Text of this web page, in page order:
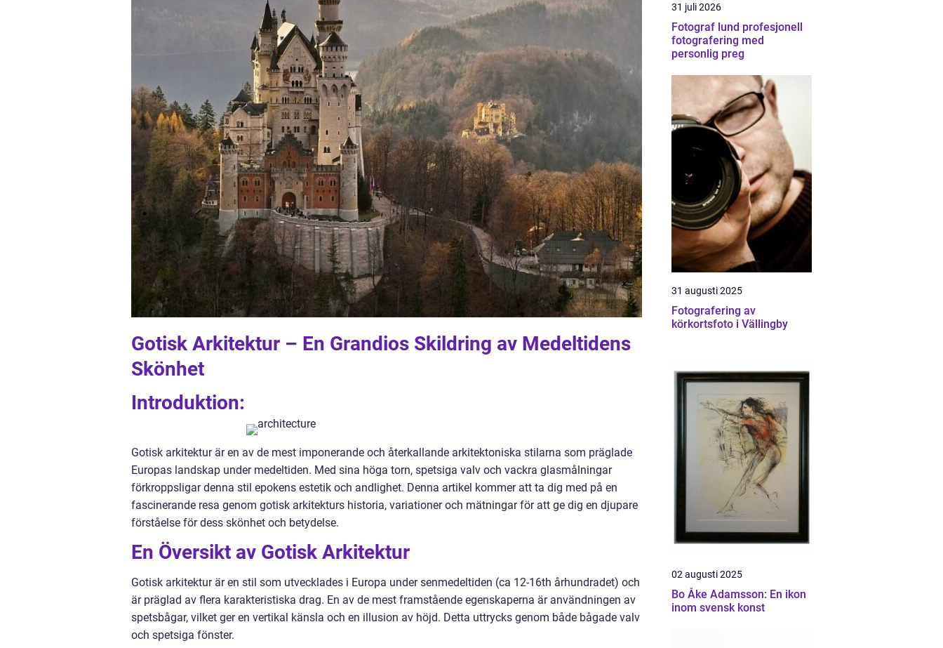
Gotisk Arkitektur – En Grandios Skildring av Medeltidens
Skönhet
Introduktion:
Gotisk arkitektur är en av de mest imponerande och återkallande arkitektoniska stilarna som präglade
Europas landskap under medeltiden. Med sina höga torn, spetsiga valv och vackra glasmålningar
förkroppsligar denna stil epokens estetik och andlighet. Denna artikel kommer att ta dig med på en
fascinerande resa genom gotisk arkitekturs historia, variationer och mätningar för att ge dig en djupare
förståelse för dess skönhet och betydelse.
En Översikt av Gotisk Arkitektur
Gotisk arkitektur är en stil som utvecklades i Europa under senmedeltiden (ca 12-16th århundradet) och
är präglad av flera karakteristiska drag. En av de mest framstående egenskaperna är användningen av
spetsbågar, vilket ger en vertikal känsla och en illusion av höjd. Detta uttrycks genom både bågade valv
och spetsiga fönster.
31 juli 2026
Fotograf lund profesjonell
fotografering med
personlig preg
31 augusti 2025
Fotografering av
körkortsfoto i Vällingby
02 augusti 2025
Bo Åke Adamsson: En ikon
inom svensk konst